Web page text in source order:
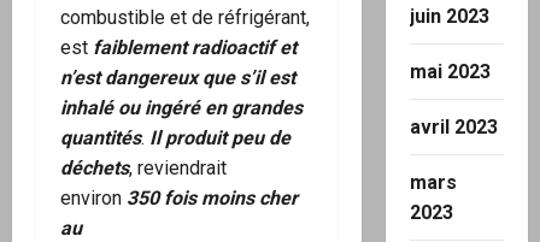
combustible et de réfrigérant,
est faiblement radioactif et
n’est dangereux que s’il est
inhalé ou ingéré en grandes
quantités. Il produit peu de
déchets, reviendrait
environ 350 fois moins cher
au
juin 2023
mai 2023
avril 2023
mars
2023